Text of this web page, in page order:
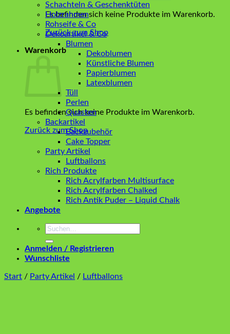
Es befinden sich keine Produkte im Warenkorb.
Zurück zum Shop
Warenkorb
Es befinden sich keine Produkte im Warenkorb.
Zurück zum Shop
Schachteln & Geschenktüten
Holzrahmen
Rohseife & Co
Dekoartikel & Co
Blumen
Dekoblumen
Künstliche Blumen
Papierblumen
Latexblumen
Tüll
Perlen
Quasten
Backartikel
Backzubehör
Cake Topper
Party Artikel
Luftballons
Rich Produkte
Rich Acrylfarben Multisurface
Rich Acrylfarben Chalked
Rich Antik Puder – Liquid Chalk
Angebote
Suchen
Anmelden / Registrieren
Wunschliste
Start / Party Artikel / Luftballons